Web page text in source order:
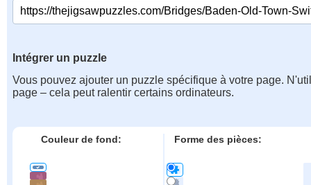
Intégrer un puzzle
Vous pouvez ajouter un puzzle spécifique à votre page.
page – cela peut ralentir certains ordinateurs.
Couleur de fond: Forme des pièces: